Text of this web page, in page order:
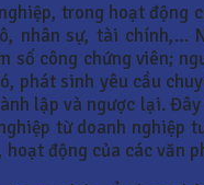
trong hoạt
nhân sự, tài
số công chứng viên;
phát sinh yêu cầu
lập và ngược lại.
từ doanh nghiệp
động của các văn